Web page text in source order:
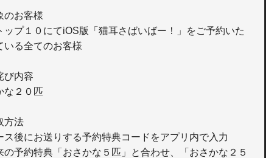
のお客様
ップ１０にてiOS版「猫耳さばいばー！」をご予約いた
いる全てのお客様
び内容
な２０匹
方法
ス後にお送りする予約特典コードをアプリ内で入力
予約特典「おさかな５匹」と合わせ、「おさかな２５